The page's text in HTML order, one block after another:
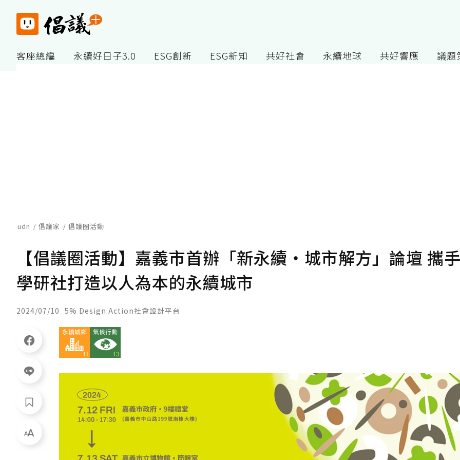
客座總編 永續好日子3.0 ESG創新 ESG新知 共好社會 永續地球 共好響應 議題
udn 倡議家 倡議圈活動
【倡議圈活動】嘉義市首辦「新永續・城市解方」論壇 攜
學研社打造以人為本的永續城市
2024/07/10 5% Design Action社會設計平台